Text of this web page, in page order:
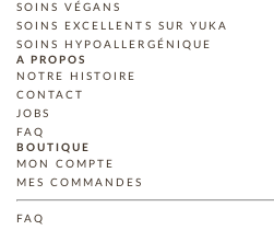
SOINS VÉGANS
SOINS EXCELLENTS SUR YUKA
SOINS HYPOALLERGÉNIQUE
A PROPOS
NOTRE HISTOIRE
CONTACT
JOBS
FAQ
BOUTIQUE
MON COMPTE
MES COMMANDES
FAQ